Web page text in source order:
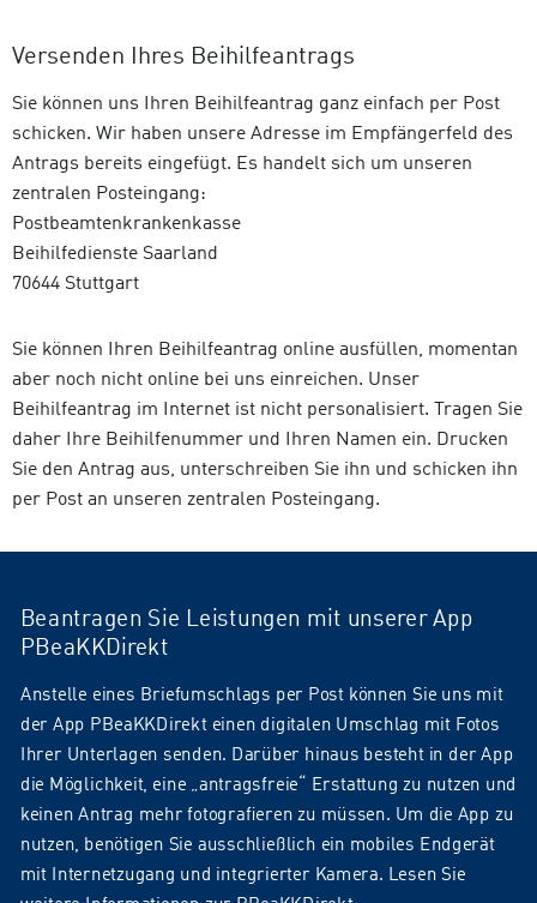
Versenden Ihres Beihilfeantrags
Sie können uns Ihren Beihilfeantrag ganz einfach per Post
schicken. Wir haben unsere Adresse im Empfängerfeld des
Antrags bereits eingefügt. Es handelt sich um unseren
zentralen Posteingang:
Postbeamtenkrankenkasse
Beihilfedienste Saarland
70644 Stuttgart
Sie können Ihren Beihilfeantrag online ausfüllen, momentan
aber noch nicht online bei uns einreichen. Unser
Beihilfeantrag im Internet ist nicht personalisiert. Tragen Sie
daher Ihre Beihilfenummer und Ihren Namen ein. Drucken
Sie den Antrag aus, unterschreiben Sie ihn und schicken ihn
per Post an unseren zentralen Posteingang.
Beantragen Sie Leistungen mit unserer App
PBeaKKDirekt
Anstelle eines Briefumschlags per Post können Sie uns mit
der App PBeaKKDirekt einen digitalen Umschlag mit Fotos
Ihrer Unterlagen senden. Darüber hinaus besteht in der App
die Möglichkeit, eine „antragsfreie“ Erstattung zu nutzen und
keinen Antrag mehr fotografieren zu müssen. Um die App zu
nutzen, benötigen Sie ausschließlich ein mobiles Endgerät
mit Internetzugang und integrierter Kamera. Lesen Sie